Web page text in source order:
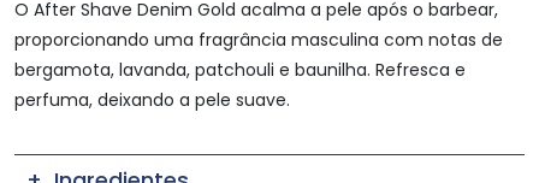
O After Shave Denim Gold acalma a pele após o barbear,
proporcionando uma fragrância masculina com notas de
bergamota, lavanda, patchouli e baunilha. Refresca e
perfuma, deixando a pele suave.